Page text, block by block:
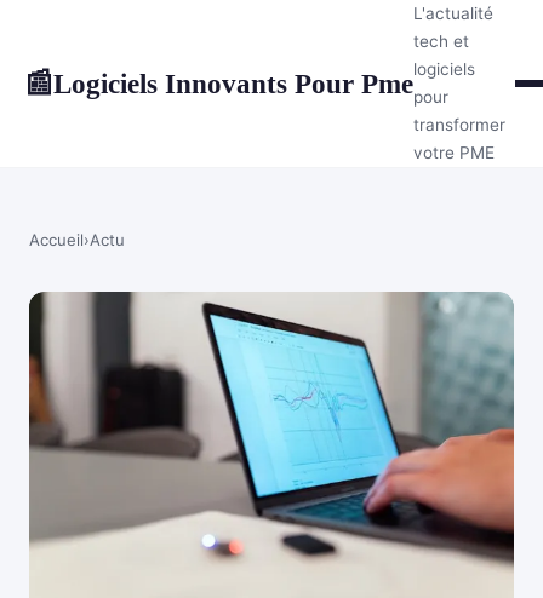
📰Logiciels Innovants Pour Pme
L'actualité
tech et
logiciels
pour
transformer
votre PME
Accueil›Actu